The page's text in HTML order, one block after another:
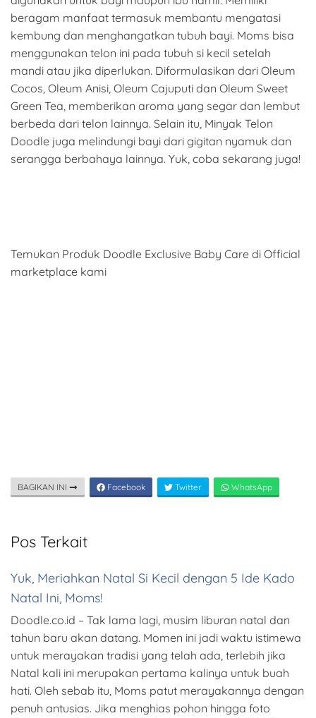
beragam manfaat termasuk membantu mengatasi
kembung dan menghangatkan tubuh bayi. Moms bisa
menggunakan telon ini pada tubuh si kecil setelah
mandi atau jika diperlukan. Diformulasikan dari Oleum
Cocos, Oleum Anisi, Oleum Cajuputi dan Oleum Sweet
Green Tea, memberikan aroma yang segar dan lembut
berbeda dari telon lainnya. Selain itu, Minyak Telon
Doodle juga melindungi bayi dari gigitan nyamuk dan
serangga berbahaya lainnya. Yuk, coba sekarang juga!
Temukan Produk Doodle Exclusive Baby Care di Official
marketplace kami
BAGIKAN INI Facebook Twitter WhatsApp
Pos Terkait
Yuk, Meriahkan Natal Si Kecil dengan 5 Ide Kado
Natal Ini, Moms!
Doodle.co.id – Tak lama lagi, musim liburan natal dan
tahun baru akan datang. Momen ini jadi waktu istimewa
untuk merayakan tradisi yang telah ada, terlebih jika
Natal kali ini merupakan pertama kalinya untuk buah
hati. Oleh sebab itu, Moms patut merayakannya dengan
penuh antusias. Jika menghias pohon hingga foto